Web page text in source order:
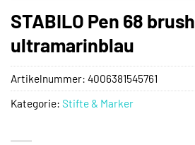
STABILO Pen 68 brush
ultramarinblau
Artikelnummer: 4006381545761
Kategorie: Stifte & Marker